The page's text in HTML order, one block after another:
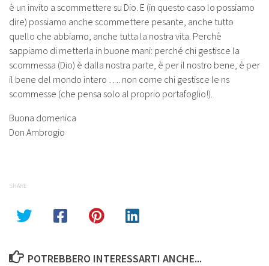
è un invito a scommettere su Dio. E (in questo caso lo possiamo
dire) possiamo anche scommettere pesante, anche tutto
quello che abbiamo, anche tutta la nostra vita. Perchè
sappiamo di metterla in buone mani: perché chi gestisce la
scommessa (Dio) è dalla nostra parte, è per il nostro bene, è per
il bene del mondo intero …. non come chi gestisce le ns
scommesse (che pensa solo al proprio portafoglio!).
Buona domenica
Don Ambrogio
SHARE
POTREBBERO INTERESSARTI ANCHE...